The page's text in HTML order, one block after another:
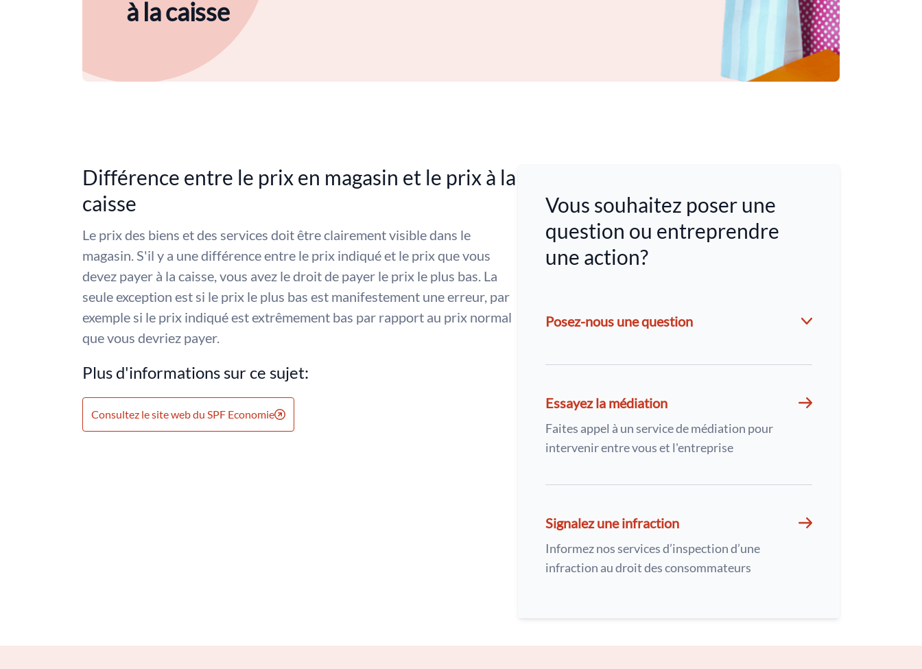
à la caisse
Différence entre le prix en magasin et le prix à la
caisse
Le prix des biens et des services doit être clairement visible dans le
magasin. S'il y a une différence entre le prix indiqué et le prix que vous
devez payer à la caisse, vous avez le droit de payer le prix le plus bas. La
seule exception est si le prix le plus bas est manifestement une erreur, par
exemple si le prix indiqué est extrêmement bas par rapport au prix normal
que vous devriez payer.
Plus d'informations sur ce sujet:
Consultez le site web du SPF Economie
Vous souhaitez poser une
question ou entreprendre
une action?
Posez-nous une question
Essayez la médiation
Faites appel à un service de médiation pour
intervenir entre vous et l'entreprise
Signalez une infraction
Informez nos services d’inspection d’une
infraction au droit des consommateurs